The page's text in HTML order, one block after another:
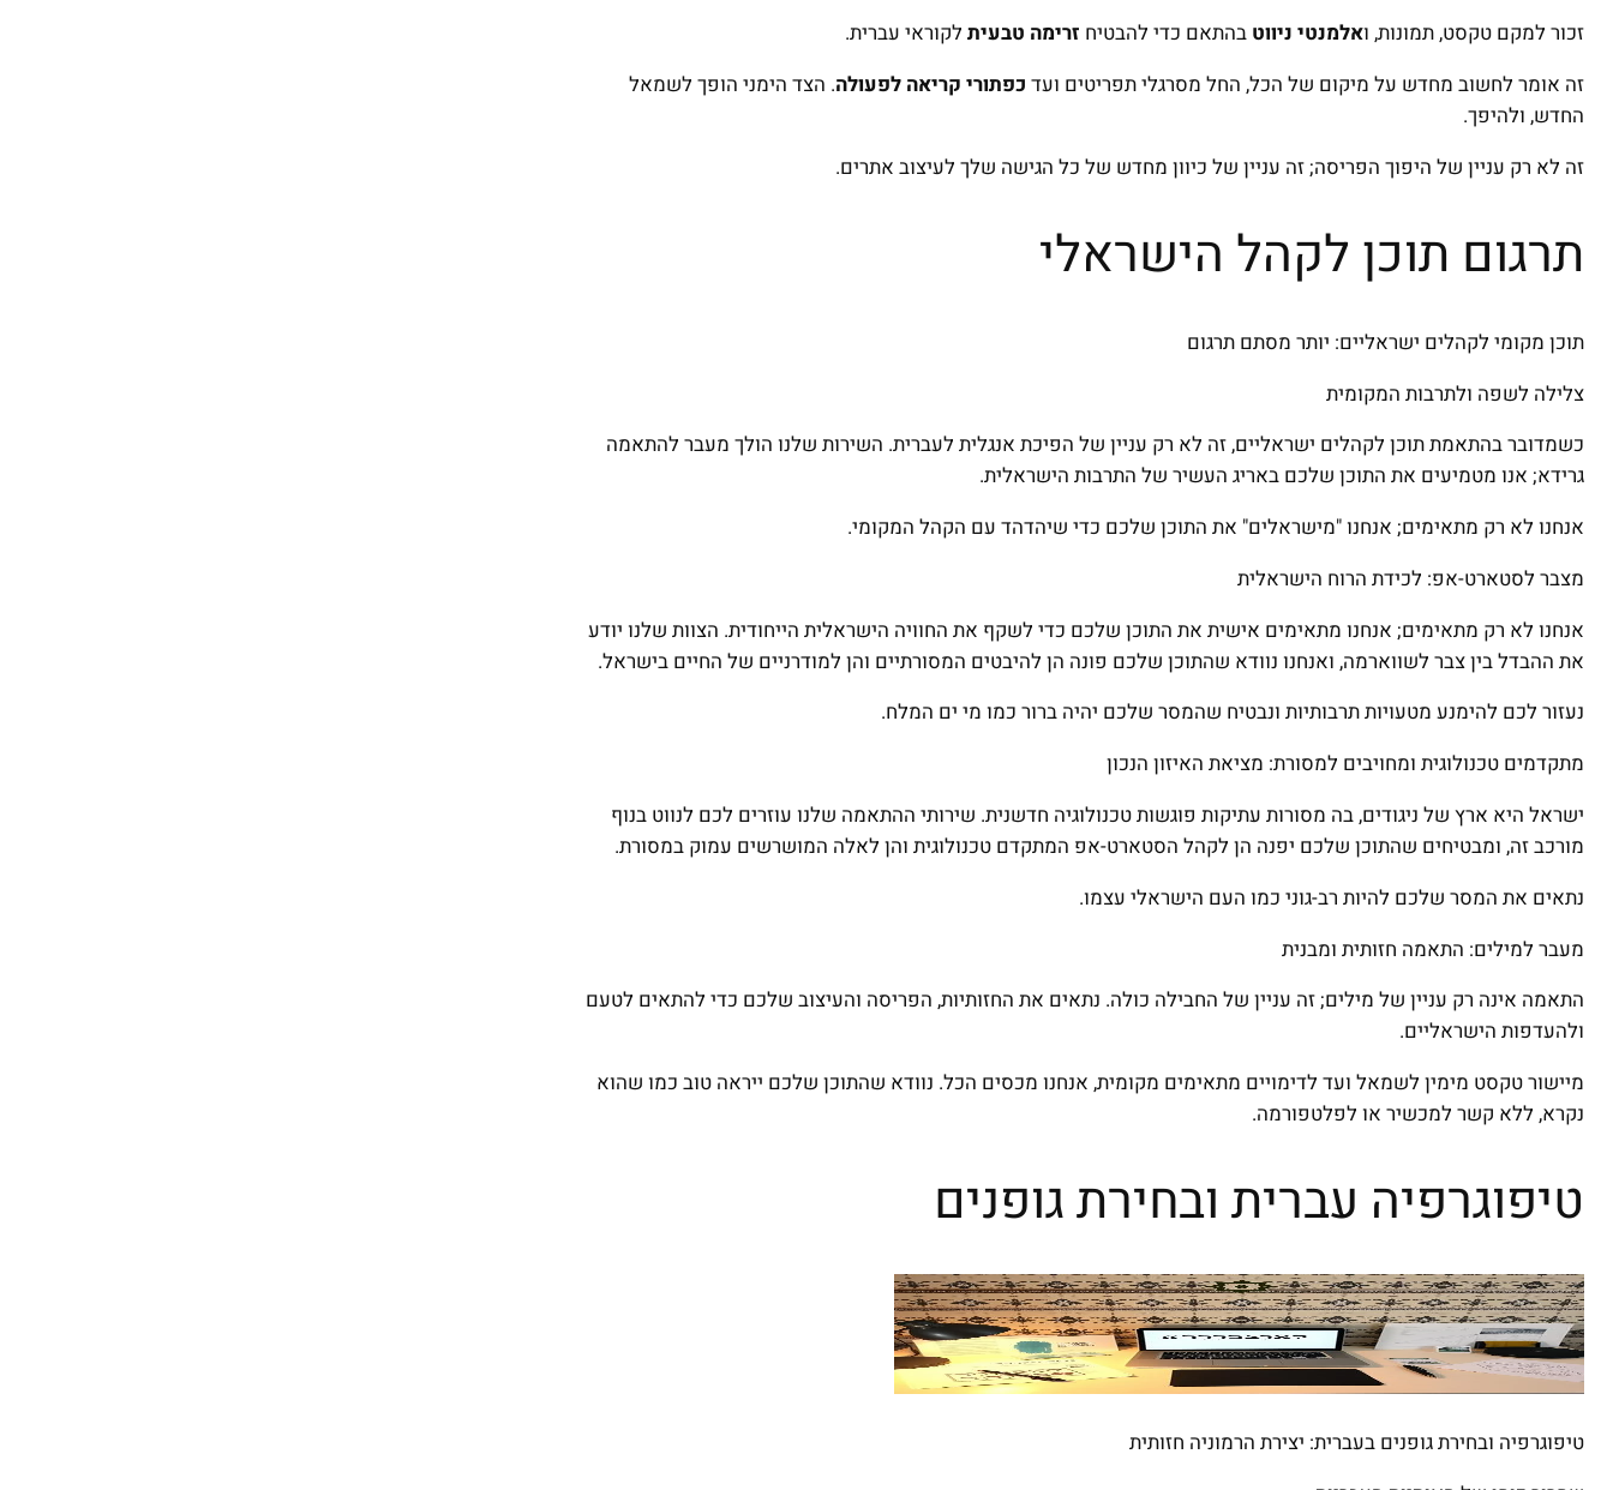
זכור למקם טקסט, תמונות, ואלמנטי ניווט בהתאם כדי להבטיח זרימה טבעית לקוראי עברית.
זה אומר לחשוב מחדש על מיקום של הכל, החל מסרגלי תפריטים ועד כפתורי קריאה לפעולה. הצד הימני הופך לשמאל
החדש, ולהיפך.
זה לא רק עניין של היפוך הפריסה; זה עניין של כיוון מחדש של כל הגישה שלך לעיצוב אתרים.
תרגום תוכן לקהל הישראלי
תוכן מקומי לקהלים ישראליים: יותר מסתם תרגום
צלילה לשפה ולתרבות המקומית
כשמדובר בהתאמת תוכן לקהלים ישראליים, זה לא רק עניין של הפיכת אנגלית לעברית. השירות שלנו הולך מעבר להתאמה
גרידא; אנו מטמיעים את התוכן שלכם באריג העשיר של התרבות הישראלית.
אנחנו לא רק מתאימים; אנחנו "מישראלים" את התוכן שלכם כדי שיהדהד עם הקהל המקומי.
מצבר לסטארט-אפ: לכידת הרוח הישראלית
אנחנו לא רק מתאימים; אנחנו מתאימים אישית את התוכן שלכם כדי לשקף את החוויה הישראלית הייחודית. הצוות שלנו יודע
את ההבדל בין צבר לשווארמה, ואנחנו נוודא שהתוכן שלכם פונה הן להיבטים המסורתיים והן למודרניים של החיים בישראל.
נעזור לכם להימנע מטעויות תרבותיות ונבטיח שהמסר שלכם יהיה ברור כמו מי ים המלח.
מתקדמים טכנולוגית ומחויבים למסורת: מציאת האיזון הנכון
ישראל היא ארץ של ניגודים, בה מסורות עתיקות פוגשות טכנולוגיה חדשנית. שירותי ההתאמה שלנו עוזרים לכם לנווט בנוף
מורכב זה, ומבטיחים שהתוכן שלכם יפנה הן לקהל הסטארט-אפ המתקדם טכנולוגית והן לאלה המושרשים עמוק במסורת.
נתאים את המסר שלכם להיות רב-גוני כמו העם הישראלי עצמו.
מעבר למילים: התאמה חזותית ומבנית
התאמה אינה רק עניין של מילים; זה עניין של החבילה כולה. נתאים את החזותיות, הפריסה והעיצוב שלכם כדי להתאים לטעם
ולהעדפות הישראליים.
מיישור טקסט מימין לשמאל ועד לדימויים מתאימים מקומית, אנחנו מכסים הכל. נוודא שהתוכן שלכם ייראה טוב כמו שהוא
נקרא, ללא קשר למכשיר או לפלטפורמה.
טיפוגרפיה עברית ובחירת גופנים
טיפוגרפיה ובחירת גופנים בעברית: יצירת הרמוניה חזותית